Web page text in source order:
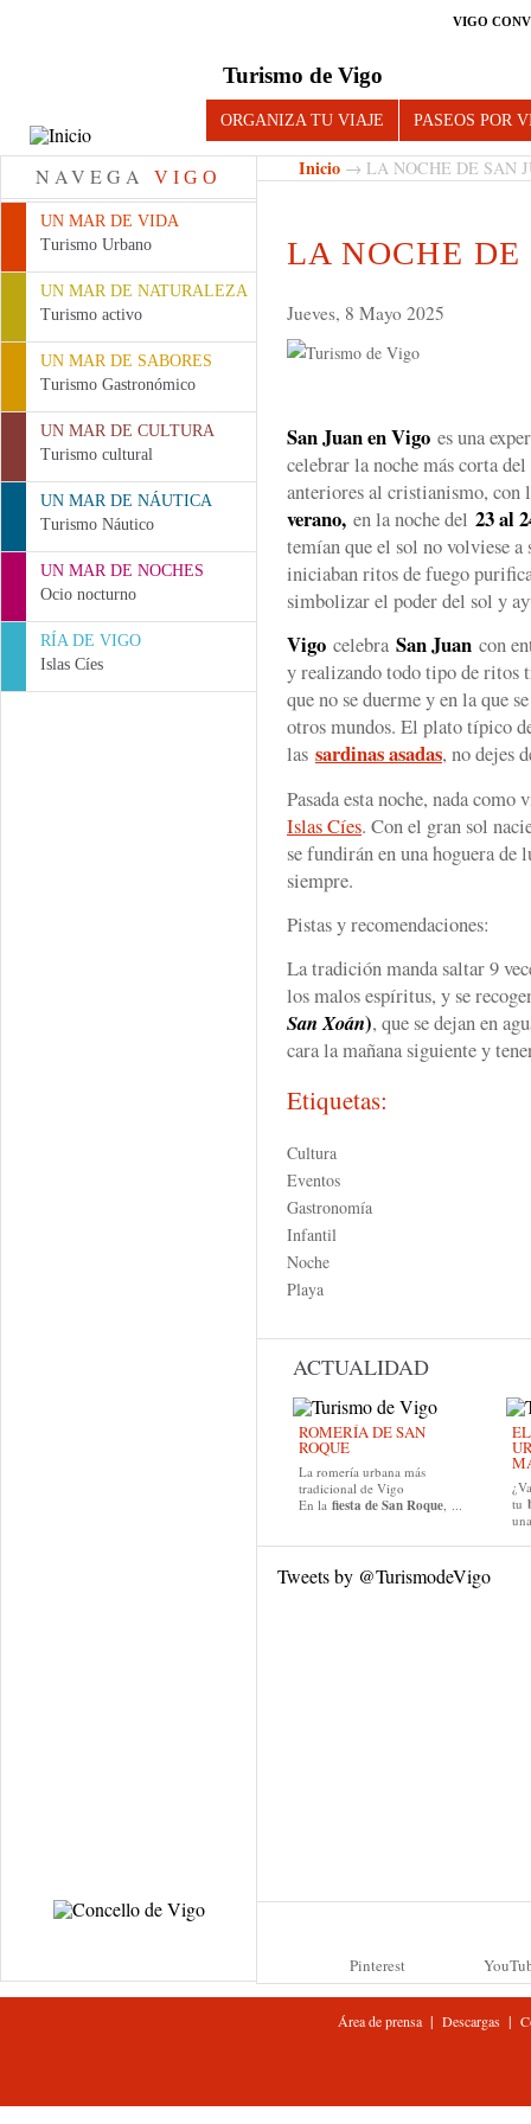
VIGO
Turismo de Vigo
ORGANIZA TU VIAJE PASEOS POR
NAVEGA VIGO
UN MAR DE VIDA
Turismo Urbano
UN MAR DE NATURALEZA
Turismo activo
UN MAR DE SABORES
Turismo Gastronómico
UN MAR DE CULTURA
Turismo cultural
UN MAR DE NÁUTICA
Turismo Náutico
UN MAR DE NOCHES
Ocio nocturno
RÍA DE VIGO
Islas Cíes
Inicio → LA NOCHE DE SAN
LA NOCHE
Jueves, 8 Mayo 2025
San Juan en Vigo es una
celebrar la noche más corta
anteriores al cristianismo,
verano, en la noche del 23 al
temían que el sol no volviese a
iniciaban ritos de fuego
simbolizar el poder del sol y
Vigo celebra San Juan con
y realizando todo tipo de ritos
que no se duerme y en la que
otros mundos. El plato típico
las sardinas asadas, no dejes
Pasada esta noche, nada
Islas Cíes. Con el gran sol
se fundirán en una hoguera
siempre.
Pistas y recomendaciones:
La tradición manda saltar 9
los malos espíritus, y se
San Xoán), que se dejan en
cara la mañana siguiente y
Etiquetas:
Cultura
Eventos
Gastronomía
Infantil
Noche
Playa
ACTUALIDAD
ROMERÍA DE SAN
ROQUE
La romería urbana más
tradicional de Vigo
En la fiesta de San Roque, ...
tu
Tweets by @TurismodeVigo
Pinterest
Área de prensa| Descargas|